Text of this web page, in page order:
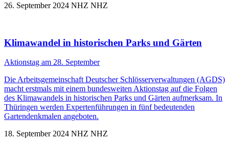
26. September 2024 NHZ NHZ
Klimawandel in historischen Parks und Gärten
Aktionstag am 28. September
Die Arbeitsgemeinschaft Deutscher Schlösserverwaltungen (AGDS)
macht erstmals mit einem bundesweiten Aktionstag auf die Folgen
des Klimawandels in historischen Parks und Gärten aufmerksam. In
Thüringen werden Expertenführungen in fünf bedeutenden
Gartendenkmalen angeboten.
18. September 2024 NHZ NHZ